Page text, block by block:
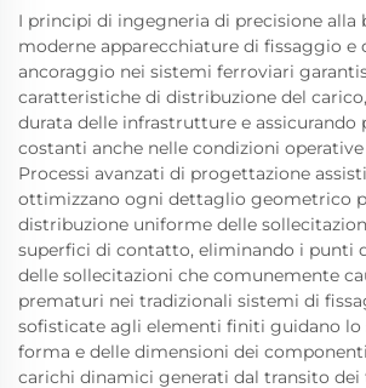
I principi di ingegneria di precisione alla
moderne apparecchiature di fissaggio e
ancoraggio nei sistemi ferroviari
caratteristiche di distribuzione del
durata delle infrastrutture e assicurando
costanti anche nelle condizioni operative
Processi avanzati di progettazione
ottimizzano ogni dettaglio geometrico
distribuzione uniforme delle
superfici di contatto, eliminando i punti
delle sollecitazioni che comunemente
prematuri nei tradizionali sistemi di
sofisticate agli elementi finiti guidano lo
forma e delle dimensioni dei
carichi dinamici generati dal transito dei